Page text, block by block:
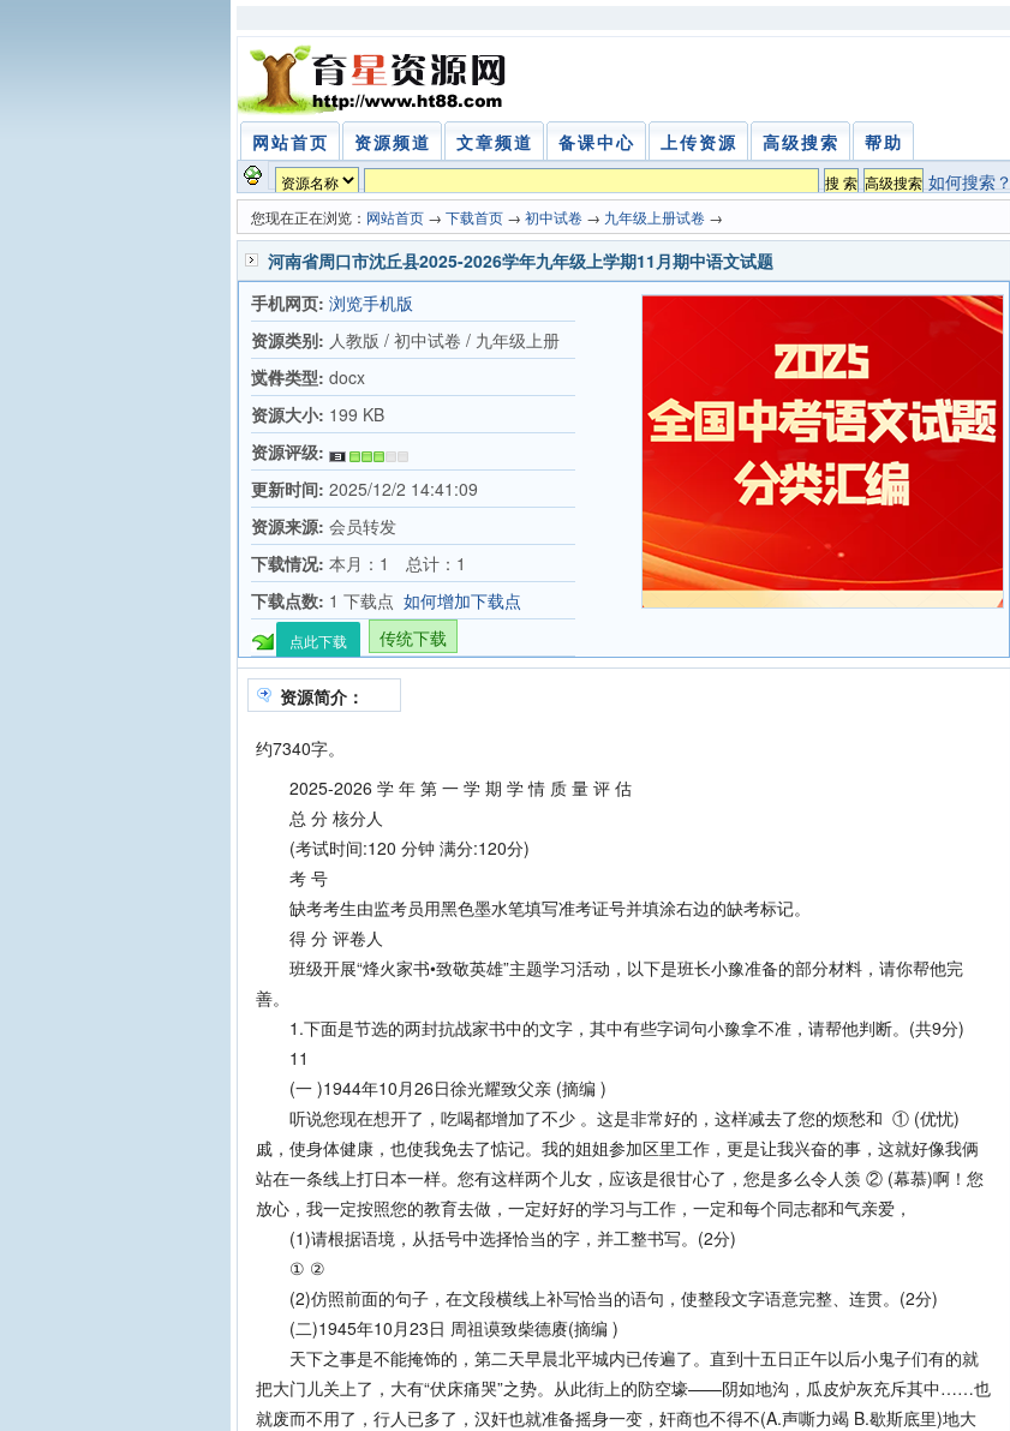
网站首页 资源频道 文章频道 备课中心 上传资源 高级搜索
帮助
如何搜索？
您现在正在浏览： 网站首页 → 下载首页 → 初中试卷 → 九年级上册试卷 →
河南省周口市沈丘县2025-2026学年九年级上学期11月期中语文试题
手机网页: 浏览手机版
资源类别: 人教版 / 初中试卷 / 九年级上册
试卷
文件类型: docx
资源大小: 199 KB
资源评级:
更新时间: 2025/12/2 14:41:09
资源来源: 会员转发
下载情况: 本月：1 总计：1
下载点数: 1 下载点 如何增加下载点
点此下载 传统下载
资源简介：
约7340字。
2025-2026 学 年 第 一 学 期 学 情 质 量 评 估
总 分 核分人
(考试时间:120 分钟 满分:120分)
考 号
缺考考生由监考员用黑色墨水笔填写准考证号并填涂右边的缺考标记。
得 分 评卷人
班级开展“烽火家书•致敬英雄”主题学习活动，以下是班长小豫准备的部分材料，请你帮他完
善。
1.下面是节选的两封抗战家书中的文字，其中有些字词句小豫拿不准，请帮他判断。(共9分)
11
(一 )1944年10月26日徐光耀致父亲 (摘编 )
听说您现在想开了，吃喝都增加了不少 。这是非常好的，这样减去了您的烦愁和 ① (优忧)
戚，使身体健康，也使我免去了惦记。我的姐姐参加区里工作，更是让我兴奋的事，这就好像我俩
站在一条线上打日本一样。您有这样两个儿女，应该是很甘心了，您是多么令人羡 ② (幕慕)啊！您
放心，我一定按照您的教育去做，一定好好的学习与工作，一定和每个同志都和气亲爱，
(1)请根据语境，从括号中选择恰当的字，并工整书写。(2分)
① ②
(2)仿照前面的句子，在文段横线上补写恰当的语句，使整段文字语意完整、连贯。(2分)
(二)1945年10月23日 周祖谟致柴德赓(摘编 )
天下之事是不能掩饰的，第二天早晨北平城内已传遍了。直到十五日正午以后小鬼子们有的就
把大门儿关上了，大有“伏床痛哭”之势。从此街上的防空壕——阴如地沟，瓜皮炉灰充斥其中……也
就废而不用了，行人已多了，汉奸也就准备摇身一变，奸商也不得不(A.声嘶力竭 B.歇斯底里)地大